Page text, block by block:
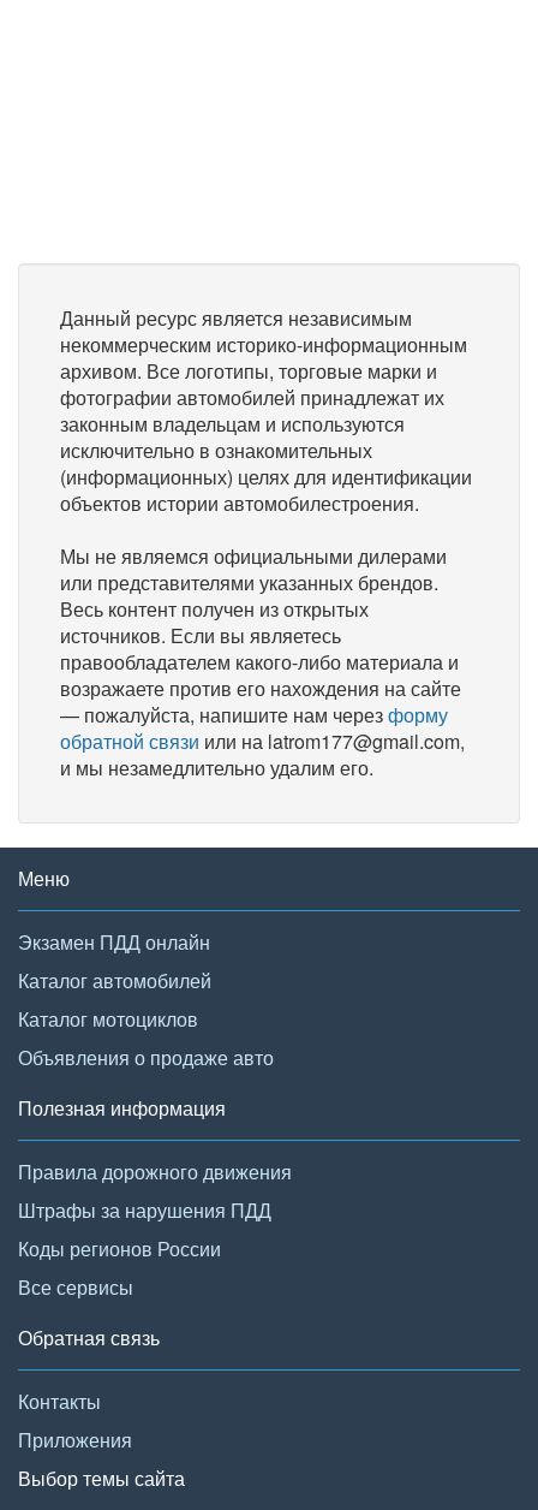
Данный ресурс является независимым
некоммерческим историко-информационным
архивом. Все логотипы, торговые марки и
фотографии автомобилей принадлежат их
законным владельцам и используются
исключительно в ознакомительных
(информационных) целях для идентификации
объектов истории автомобилестроения.
Мы не являемся официальными дилерами
или представителями указанных брендов.
Весь контент получен из открытых
источников. Если вы являетесь
правообладателем какого-либо материала и
возражаете против его нахождения на сайте
— пожалуйста, напишите нам черезформу
обратной связи или на latrom177@gmail.com,
и мы незамедлительно удалим его.
Меню
Экзамен ПДД онлайн
Каталог автомобилей
Каталог мотоциклов
Объявления о продаже авто
Полезная информация
Правила дорожного движения
Штрафы за нарушения ПДД
Коды регионов России
Все сервисы
Обратная связь
Контакты
Приложения
Выбор темы сайта